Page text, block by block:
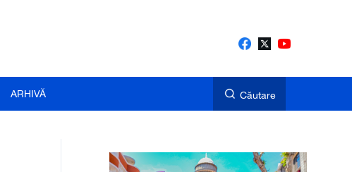
ARHIVĂ Căutare